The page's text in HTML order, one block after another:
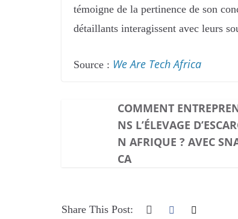
témoigne de la pertinence de son
détaillants interagissent avec leurs
Source : We Are Tech Africa
COMMENT
NS L’ÉLEVAGE
N AFRIQUE ? AVEC
CA
Share This Post: